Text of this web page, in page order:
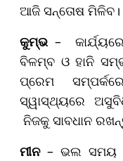
ଆଜି ସନ୍ତୋଷ ମିଳିବ।
କୁମ୍ଭ –
ବିଳମ୍ବ ଓ ହାନି
ପ୍ରେମ
ସ୍ୱାସ୍ଥ୍ୟରେ
ନିଜକୁ ସାବଧାନ
ମୀନ – ଭଲ ସମୟ